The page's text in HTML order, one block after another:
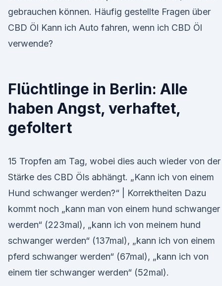
gebrauchen können. Häufig gestellte Fragen über
CBD Öl Kann ich Auto fahren, wenn ich CBD Öl
verwende?
Flüchtlinge in Berlin: Alle
haben Angst, verhaftet,
gefoltert
15 Tropfen am Tag, wobei dies auch wieder von der
Stärke des CBD Öls abhängt. „Kann ich von einem
Hund schwanger werden?“ | Korrektheiten Dazu
kommt noch „kann man von einem hund schwanger
werden“ (223mal), „kann ich von meinem hund
schwanger werden“ (137mal), „kann ich von einem
pferd schwanger werden“ (67mal), „kann ich von
einem tier schwanger werden“ (52mal).